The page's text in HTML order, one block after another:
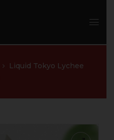
Liquid Tokyo Lychee